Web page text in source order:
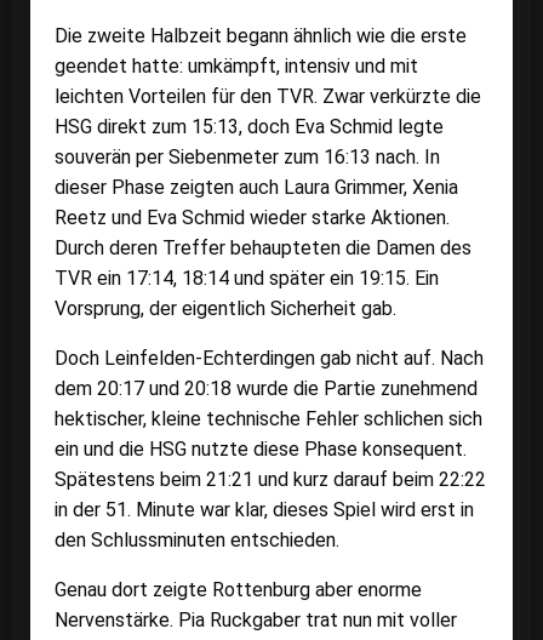
Die zweite Halbzeit begann ähnlich wie die erste
geendet hatte: umkämpft, intensiv und mit
leichten Vorteilen für den TVR. Zwar verkürzte die
HSG direkt zum 15:13, doch Eva Schmid legte
souverän per Siebenmeter zum 16:13 nach. In
dieser Phase zeigten auch Laura Grimmer, Xenia
Reetz und Eva Schmid wieder starke Aktionen.
Durch deren Treffer behaupteten die Damen des
TVR ein 17:14, 18:14 und später ein 19:15. Ein
Vorsprung, der eigentlich Sicherheit gab.
Doch Leinfelden-Echterdingen gab nicht auf. Nach
dem 20:17 und 20:18 wurde die Partie zunehmend
hektischer, kleine technische Fehler schlichen sich
ein und die HSG nutzte diese Phase konsequent.
Spätestens beim 21:21 und kurz darauf beim 22:22
in der 51. Minute war klar, dieses Spiel wird erst in
den Schlussminuten entschieden.
Genau dort zeigte Rottenburg aber enorme
Nervenstärke. Pia Ruckgaber trat nun mit voller